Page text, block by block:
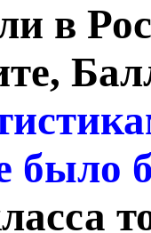
в
было